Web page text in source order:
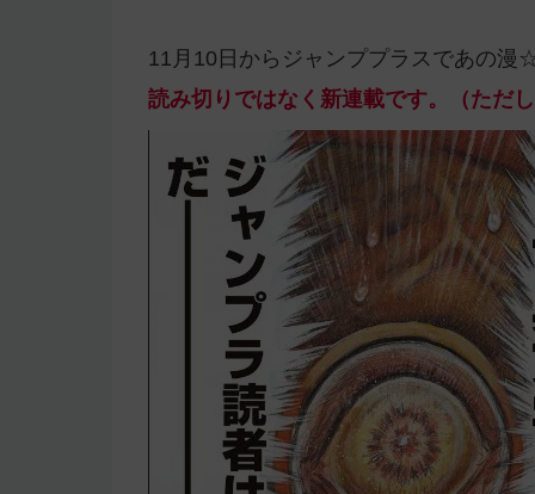
11月10日からジャンププラスであの
読み切りではなく新連載です。（ただ